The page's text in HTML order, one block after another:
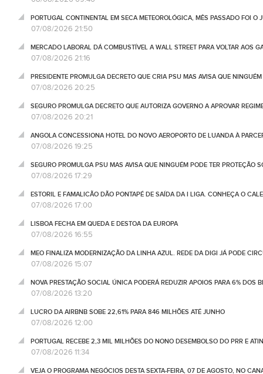
PORTUGAL CONTINENTAL EM SECA METEOROLÓGICA, MÊS PASSADO FOI O
07/08/2026 21:50
MERCADO LABORAL DÁ COMBUSTÍVEL A WALL STREET PARA VOLTAR AOS
07/08/2026 21:16
PRESIDENTE PROMULGA DECRETO QUE CRIA PSU MAS AVISA QUE
07/08/2026 20:25
SEGURO PROMULGA DECRETO QUE AUTORIZA GOVERNO A APROVAR
07/08/2026 20:21
ANGOLA CONCESSIONA HOTEL DO NOVO AEROPORTO DE LUANDA À
07/08/2026 19:25
SEGURO PROMULGA PSU MAS AVISA QUE NINGUÉM PODE TER PROTEÇÃO
07/08/2026 17:29
ESTORIL E FAMALICÃO DÃO PONTAPÉ DE SAÍDA DA I LIGA. CONHEÇA O
07/08/2026 17:00
LISBOA FECHA EM QUEDA E DESTOA DA EUROPA
07/08/2026 16:55
MEO FINALIZA MODERNIZAÇÃO DA LINHA AZUL. REDE DA DIGI JÁ PODE
07/08/2026 15:07
NOVA PRESTAÇÃO SOCIAL ÚNICA PODERÁ REDUZIR APOIOS PARA 6% DOS
07/08/2026 13:20
LUCRO DA AIRBNB SOBE 22,61% PARA 846 MILHÕES ATÉ JUNHO
07/08/2026 12:00
PORTUGAL RECEBE 2,3 MIL MILHÕES DO NONO DESEMBOLSO DO PRR E
07/08/2026 11:34
VEJA O PROGRAMA NEGÓCIOS DESTA SEXTA-FEIRA, 07 DE AGOSTO, NO